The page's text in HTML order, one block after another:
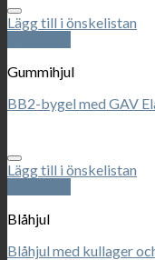
Lägg till i önskelistan
Gummihjul
BB2-bygel med GAV
Lägg till i önskelistan
Blåhjul
Blåhjul med kullager